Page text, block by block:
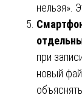
нельзя».
при
новый